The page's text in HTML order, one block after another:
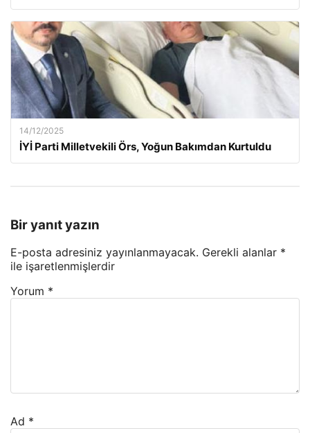
14/12/2025
İYİ Parti Milletvekili Örs, Yoğun Bakımdan Kurtuldu
Bir yanıt yazın
E-posta adresiniz yayınlanmayacak. Gerekli alanlar *
ile işaretlenmişlerdir
Yorum *
Ad *